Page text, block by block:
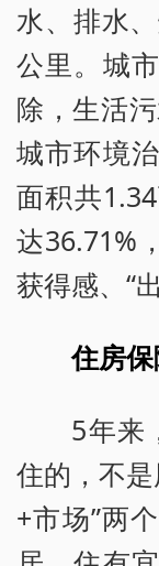
水、排水
公里。城
除，生活
城市环境
面积共
达36.71%
获得感、“
住房
5年来
住的，不
+市场”两